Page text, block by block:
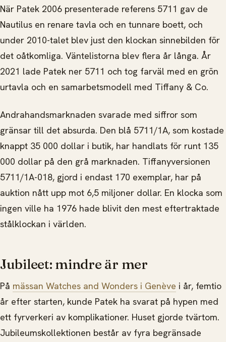
När Patek 2006 presenterade referens 5711 gav de
Nautilus en renare tavla och en tunnare boett, och
under 2010-talet blev just den klockan sinnebilden för
det oåtkomliga. Väntelistorna blev flera år långa. År
2021 lade Patek ner 5711 och tog farväl med en grön
urtavla och en samarbetsmodell med Tiffany & Co.
Andrahandsmarknaden svarade med siffror som
gränsar till det absurda. Den blå 5711/1A, som kostade
knappt 35 000 dollar i butik, har handlats för runt 135
000 dollar på den grå marknaden. Tiffanyversionen
5711/1A-018, gjord i endast 170 exemplar, har på
auktion nått upp mot 6,5 miljoner dollar. En klocka som
ingen ville ha 1976 hade blivit den mest eftertraktade
stålklockan i världen.
Jubileet: mindre är mer
På mässan Watches and Wonders i Genève i år, femtio
år efter starten, kunde Patek ha svarat på hypen med
ett fyrverkeri av komplikationer. Huset gjorde tvärtom.
Jubileumskollektionen består av fyra begränsade